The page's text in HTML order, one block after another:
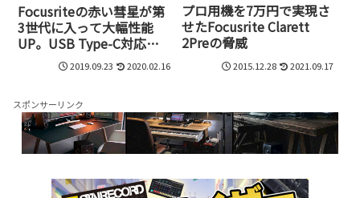
Focusriteの赤い彗星が第
3世代に入って大幅性能
UP。USB Type-C対応
し、AIRプリアンプ搭載の
Scarlett 3rd Genを試して
2019.09.23 2020.02.16
プロ用機を7万円で実現さ
せたFocusrite Clarett
2Preの脅威
2015.12.28 2021.09.17
スポンサーリンク